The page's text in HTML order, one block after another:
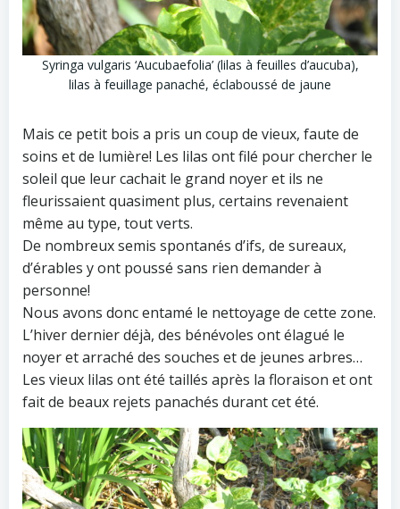
Syringa vulgaris ‘Aucubaefolia’ (lilas à feuilles d’aucuba),
lilas à feuillage panaché, éclaboussé de jaune
Mais ce petit bois a pris un coup de vieux, faute de
soins et de lumière! Les lilas ont filé pour chercher le
soleil que leur cachait le grand noyer et ils ne
fleurissaient quasiment plus, certains revenaient
même au type, tout verts.
De nombreux semis spontanés d’ifs, de sureaux,
d’érables y ont poussé sans rien demander à
personne!
Nous avons donc entamé le nettoyage de cette zone.
L’hiver dernier déjà, des bénévoles ont élagué le
noyer et arraché des souches et de jeunes arbres…
Les vieux lilas ont été taillés après la floraison et ont
fait de beaux rejets panachés durant cet été.